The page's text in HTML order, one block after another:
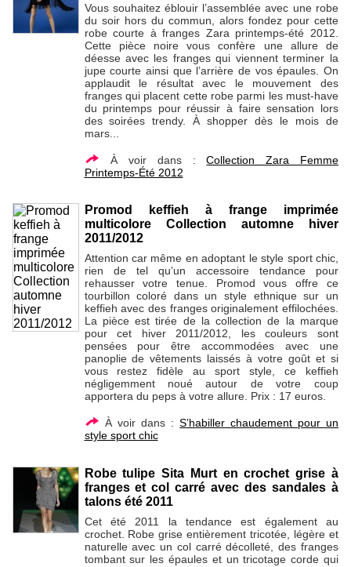
Vous souhaitez éblouir l’assemblée avec une robe
du soir hors du commun, alors fondez pour cette
robe courte à franges Zara printemps-été 2012.
Cette pièce noire vous confère une allure de
déesse avec les franges qui viennent terminer la
jupe courte ainsi que l’arrière de vos épaules. On
applaudit le résultat avec le mouvement des
franges qui placent cette robe parmi les must-have
du printemps pour réussir à faire sensation lors
des soirées trendy. À shopper dès le mois de
mars...
À voir dans :Collection Zara Femme
Printemps-Été 2012
Promod keffieh à frange imprimée
multicolore Collection automne hiver
2011/2012
Attention car même en adoptant le style sport chic,
rien de tel qu’un accessoire tendance pour
rehausser votre tenue. Promod vous offre ce
tourbillon coloré dans un style ethnique sur un
keffieh avec des franges originalement effilochées.
La pièce est tirée de la collection de la marque
pour cet hiver 2011/2012, les couleurs sont
pensées pour être accommodées avec une
panoplie de vêtements laissés à votre goût et si
vous restez fidèle au sport style, ce keffieh
négligemment noué autour de votre coup
apportera du peps à votre allure. Prix : 17 euros.
À voir dans :S’habiller chaudement pour un
style sport chic
Robe tulipe Sita Murt en crochet grise à
franges et col carré avec des sandales à
talons été 2011
Cet été 2011 la tendance est également au
crochet. Robe grise entièrement tricotée, légère et
naturelle avec un col carré décolleté, des franges
tombant sur les épaules et un tricotage corde qui